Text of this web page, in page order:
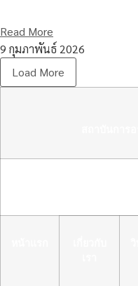
Read More
9 กุมภาพันธ์ 2026
Load More